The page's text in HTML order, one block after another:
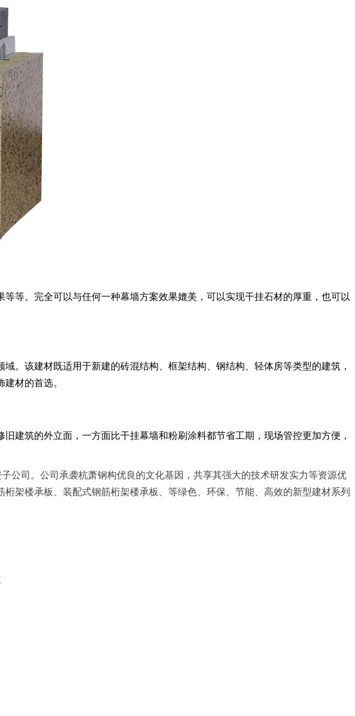
等。完全可以与任何一种幕墙方案效果媲美，可以实现干挂石材的厚重，也可以
。该建材既适用于新建的砖混结构、框架结构、钢结构、轻体房等类型的建筑，
材的首选。
建筑的外立面，一方面比干挂幕墙和粉刷涂料都节省工期，现场管控更加方便，
公司。公司承袭杭萧钢构优良的文化基因，共享其强大的技术研发实力等资源优
架楼承板、装配式钢筋桁架楼承板、等绿色、环保、节能、高效的新型建材系列